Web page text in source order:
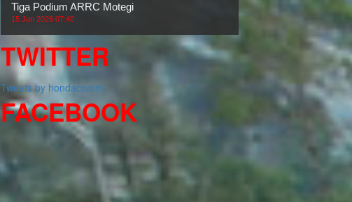
Tiga Podium ARRC Motegi
15 Jun 2026 07:40
TWITTER
Tweets by hondacomm
FACEBOOK